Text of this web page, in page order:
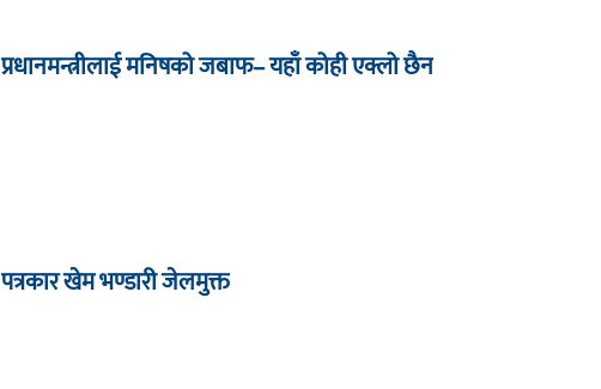
प्रधानमन्त्रीलाई मनिषको जबाफ– यहाँ कोही एक्लो छैन
पत्रकार खेम भण्डारी जेलमुक्त